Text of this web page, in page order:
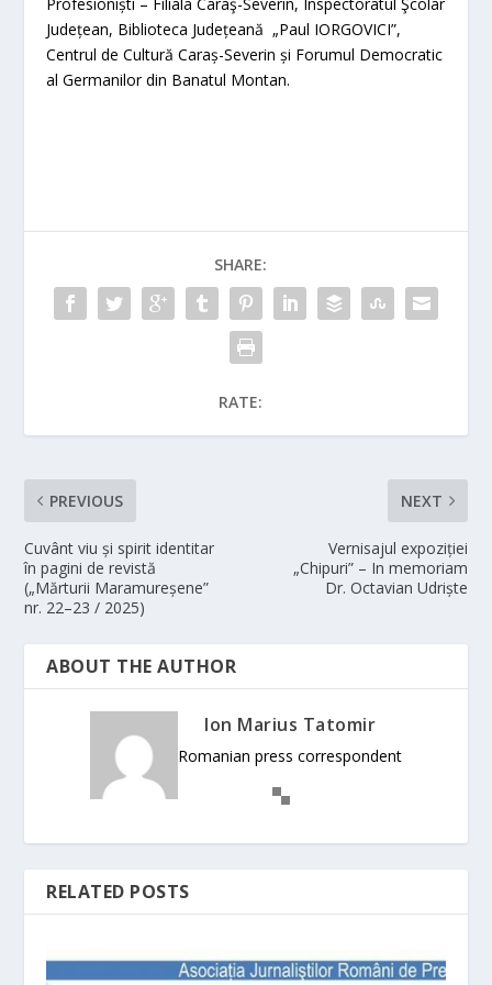
Județean, Biblioteca Județeană „Paul IORGOVICI”,
Centrul de Cultură Caraș-Severin și Forumul Democratic
al Germanilor din Banatul Montan.
SHARE:
RATE:
PREVIOUS
Cuvânt viu și spirit identitar
în pagini de revistă
(„Mărturii Maramureșene”
nr. 22–23 / 2025)
NEXT
Vernisajul expoziției
„Chipuri” – In memoriam
Dr. Octavian Udriște
ABOUT THE AUTHOR
Ion Marius Tatomir
Romanian press correspondent
RELATED POSTS